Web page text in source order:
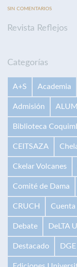
SIN COMENTARIOS
Revista Reflejos
Categorías
A+S Academia
Admisión
Biblioteca
CEITSAZA
Ckelar Volcanes
Comité de Dama
CRUCH
Debate DeLTA
Destacado DGE